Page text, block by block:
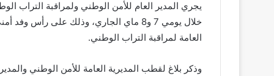
يجري المدير العام للأمن الوطني ولمراقبة التراب
خلال يومي 7 و8 ماي الجاري، وذلك على
العامة لمراقبة التراب الوطني.
وذكر بلاغ لقطب المديرية العامة للأمن الوطني